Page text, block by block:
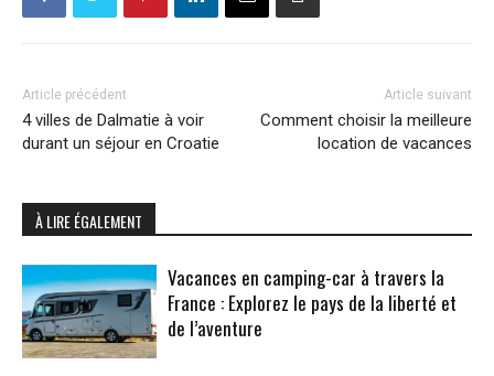
Article précédent
4 villes de Dalmatie à voir
durant un séjour en Croatie
Article suivant
Comment choisir la meilleure
location de vacances
À LIRE ÉGALEMENT
Vacances en camping-car à travers la
France : Explorez le pays de la liberté et
de l’aventure